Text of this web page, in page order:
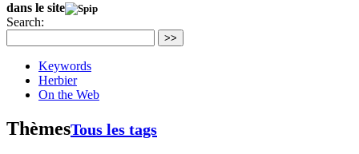
dans le site
Search:
>>
Keywords
Herbier
On the Web
ThèmesTous les tags